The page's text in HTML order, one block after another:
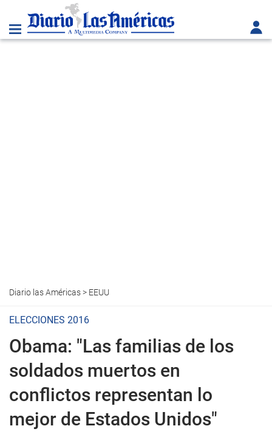
Diario las Américas> EEUU
ELECCIONES 2016
Obama: "Las familias de los
soldados muertos en
conflictos representan lo
mejor de Estados Unidos"